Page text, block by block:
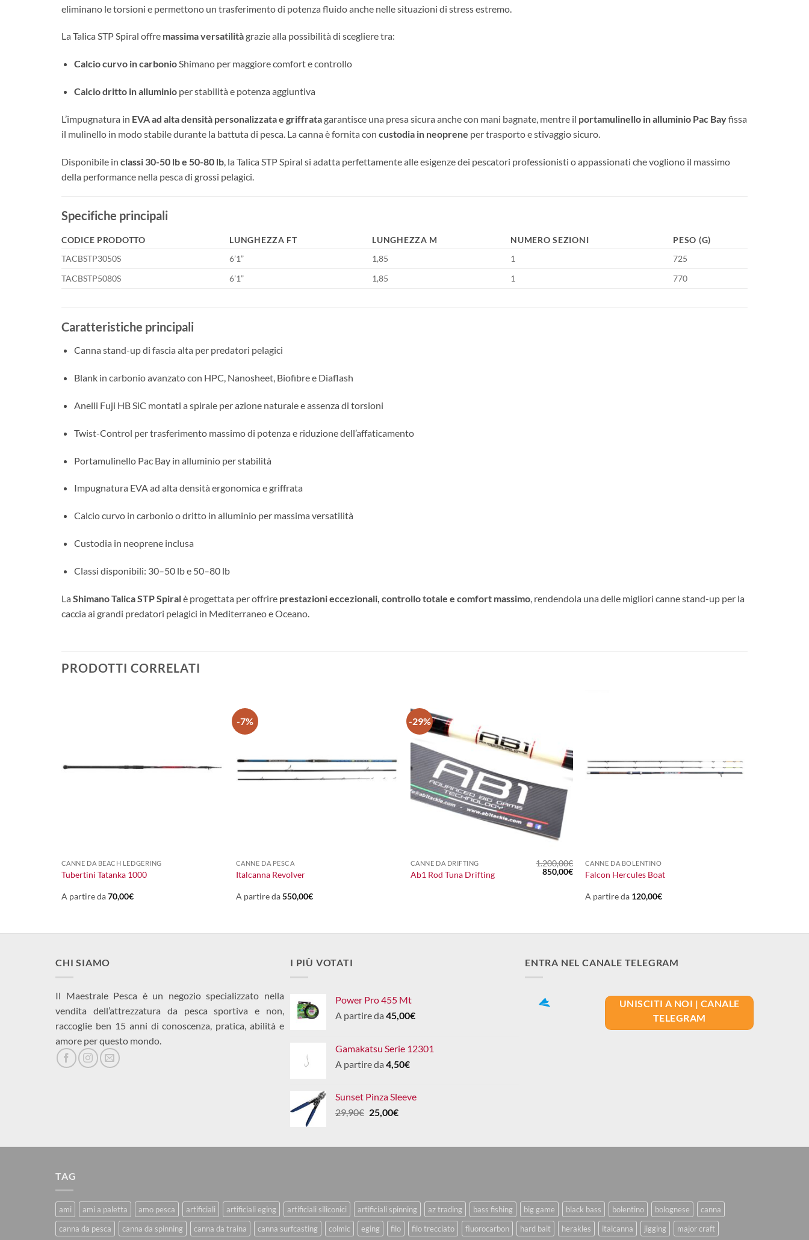
eliminano le torsioni e permettono un trasferimento di potenza fluido anche nelle situazioni di stress estremo.
La Talica STP Spiral offre massima versatilitàgrazie alla possibilità di scegliere tra:
Calcio curvo in carbonioShimano per maggiore comfort e controllo
Calcio dritto in alluminioper stabilità e potenza aggiuntiva
L’impugnatura in EVA ad alta densità personalizzata e griffratagarantisce una presa sicura anche con mani bagnate, mentre il portamulinello in alluminio Pac Bayfissa
il mulinello in modo stabile durante la battuta di pesca. La canna è fornita con custodia in neoprene per trasporto e stivaggio sicuro.
Disponibile in classi 30-50 lb e 50-80 lb , la Talica STP Spiral si adatta perfettamente alle esigenze dei pescatori professionisti o appassionati che vogliono il massimo
della performance nella pesca di grossi pelagici.
Specifiche principali
CODICE PRODOTTO LUNGHEZZA FT LUNGHEZZA M NUMERO SEZIONI
PESO (G)
TACBSTP3050S
6’1” 1,85 1
725
TACBSTP5080S
6’1” 1,85 1 770
Caratteristiche principali
Canna stand-up di fascia alta per predatori pelagici
Blank in carbonio avanzato con HPC, Nanosheet, Biofibre e Diaflash
Anelli Fuji HB SiC montati a spirale per azione naturale e assenza di torsioni
Twist-Control per trasferimento massimo di potenza e riduzione dell’affaticamento
Portamulinello Pac Bay in alluminio per stabilità
Impugnatura EVA ad alta densità ergonomica e griffrata
Calcio curvo in carbonio o dritto in alluminio per massima versatilità
Custodia in neoprene inclusa
Classi disponibili: 30–50 lb e 50–80 lb
La Shimano Talica STP Spiralè progettata per offrire prestazioni eccezionali, controllo totale e comfort massimo , rendendola una delle migliori canne stand-up per la
caccia ai grandi predatori pelagici in Mediterraneo e Oceano.
PRODOTTI CORRELATI
CANNE DA BEACH LEDGERING
Tubertini Tatanka 1000
A partire da70,00€
-7%
CANNE DA PESCA
Italcanna Revolver
A partire da550,00€
-29%
CANNE DA DRIFTING
Ab1 Rod Tuna Drifting
1.200,00€
Il
prezzo
850,00€Il
prezzo
CANNE DA BOLENTINO
Falcon Hercules Boat
A partire da 120,00€
CHI SIAMO
Il Maestrale Pesca è un negozio specializzato nella
vendita dell’attrezzatura da pesca sportiva e non,
raccoglie ben 15 anni di conoscenza, pratica, abilità e
amore per questo mondo.
I PIÙ VOTATI
Power Pro 455 Mt
A partire da 45,00€
Gamakatsu Serie 12301
A partire da 4,50€
Sunset Pinza Sleeve
29,90€ Il
era:
25,00€Il
è:
ENTRA NEL CANALE TELEGRAM
UNISCITI A NOI | CANALE
TELEGRAM
TAG
ami ami a paletta amo pesca artificiali artificiali eging artificiali siliconici artificiali spinning az trading bass fishing big game black bass bolentino bolognese
canna
canna da pesca
canna da spinning canna da traina canna surfcasting colmic eging filo filo trecciato fluorocarbon hard bait herakles italcanna jigging major craft